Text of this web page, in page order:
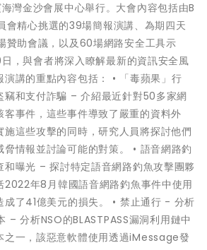
灣金沙會展中心舉行。大會內容包括由B
精心挑選的39場簡報演講、為期四天
贊助會議，以及60場網路安全工具示
，與會者將深入瞭解最新的資訊安全風
講的重點內容包括： • 「毒蘋果」行
竊和支付詐騙 – 介紹最近針對50多家網
客事件，這些事件導致了嚴重的資料外
這些攻擊的同時，研究人員將探討他們
情報並討論可能的對策。 • 語音網路釣
和曝光 – 探討特定語音網路釣魚攻擊團夥
2022年8月韓國語音網路釣魚事件中使用
成了41億美元的損失。 • 禁止通行 - 分析
– 分析NSO的BLASTPASS漏洞利用鏈中
之一，該惡意軟體使用透過iMessage發